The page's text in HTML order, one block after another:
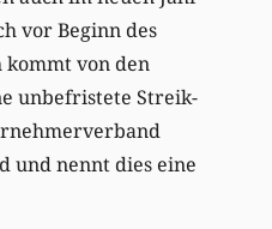
vor Beginn des
von den
unbefristete Streik-
und nennt dies eine